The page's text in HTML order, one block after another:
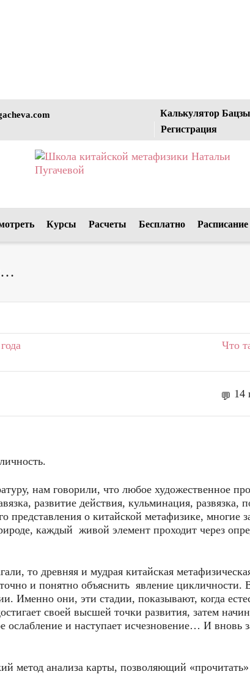
Калькулятор Бацзы
Регистрация
Курсы Расчеты Бесплатно Расписание
Что
14
нам говорили, что любое художественное
развитие действия, кульминация, развязка,
о китайской метафизике, многие
каждый живой элемент проходит через
то древняя и мудрая китайская
и понятно объяснить явление цикличности.
Именно они, эти стадии, показывают, когда
своей высшей точки развития, затем
ослабление и наступает исчезновение… И вновь
метод анализа карты, позволяющий «прочитать»